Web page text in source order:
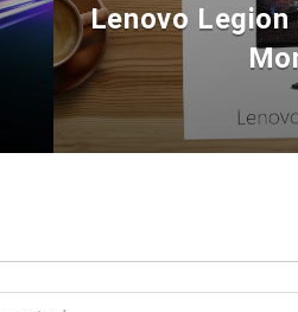
Lenovo Legion